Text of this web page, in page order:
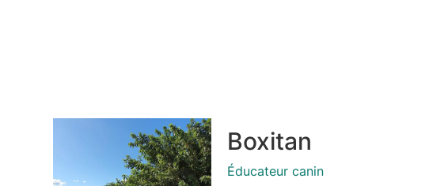
Boxitan
Éducateur canin